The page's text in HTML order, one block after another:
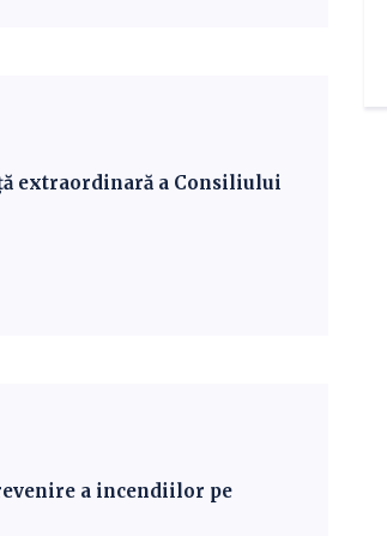
extraordinară a Consiliului
a incendiilor pe